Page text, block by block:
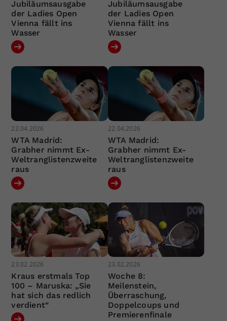
Jubiläumsausgabe
der Ladies Open
Vienna fällt ins
Wasser
Jubiläumsausgabe
der Ladies Open
Vienna fällt ins
Wasser
22.04.2026
WTA Madrid:
Grabher nimmt Ex-
Weltranglistenzweite
raus
22.04.2026
WTA Madrid:
Grabher nimmt Ex-
Weltranglistenzweite
raus
23.02.2026
Kraus erstmals Top
100 – Maruska: „Sie
hat sich das redlich
verdient“
23.02.2026
Woche 8:
Meilenstein,
Überraschung,
Doppelcoups und
Premierenfinale